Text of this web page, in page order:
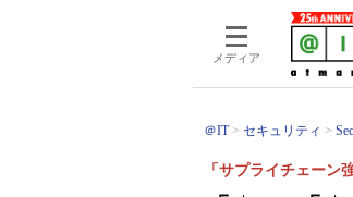
メディア
＠IT セキュリティ
「サプライチェーン